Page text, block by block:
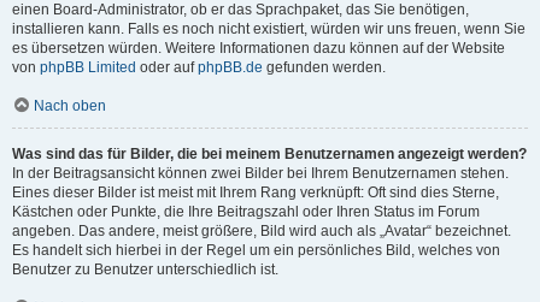
einen Board-Administrator, ob er das Sprachpaket, das Sie benötigen,
installieren kann. Falls es noch nicht existiert, würden wir uns freuen, wenn Sie
es übersetzen würden. Weitere Informationen dazu können auf der Website
von phpBB Limited oder aufphpBB.de gefunden werden.
Nach oben
Was sind das für Bilder, die bei meinem Benutzernamen angezeigt werden?
In der Beitragsansicht können zwei Bilder bei Ihrem Benutzernamen stehen.
Eines dieser Bilder ist meist mit Ihrem Rang verknüpft: Oft sind dies Sterne,
Kästchen oder Punkte, die Ihre Beitragszahl oder Ihren Status im Forum
angeben. Das andere, meist größere, Bild wird auch als „Avatar“ bezeichnet.
Es handelt sich hierbei in der Regel um ein persönliches Bild, welches von
Benutzer zu Benutzer unterschiedlich ist.